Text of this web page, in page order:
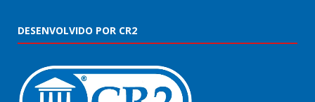
DESENVOLVIDO POR CR2